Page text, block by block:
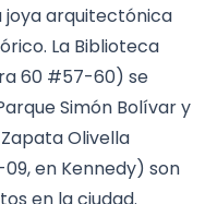
joya arquitectónica
La Biblioteca
60 #57-60) se
Simón Bolívar y
Olivella
en Kennedy) son
en la ciudad.